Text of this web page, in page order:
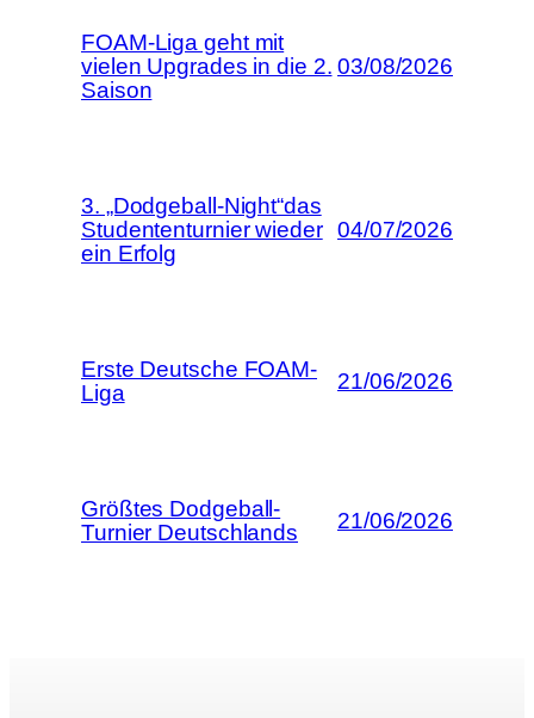
FOAM-Liga geht mit
vielen Upgrades in die 2.
Saison
03/08/2026
3. „Dodgeball-Night“das
Studententurnier wieder
ein Erfolg
04/07/2026
Erste Deutsche FOAM-
Liga
21/06/2026
Größtes Dodgeball-
Turnier Deutschlands
21/06/2026